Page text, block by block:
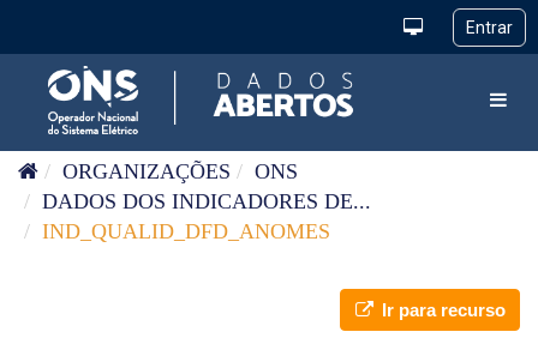
ORGANIZAÇÕES
ONS
DADOS DOS INDICADORES DE...
IND_QUALID_DFD_ANOMES
Ir para recurso